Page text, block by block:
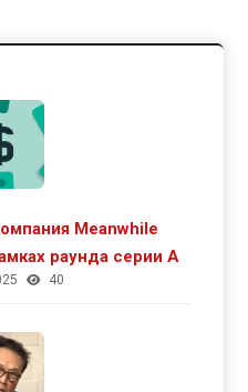
Meanwhile
раунда серии А
40